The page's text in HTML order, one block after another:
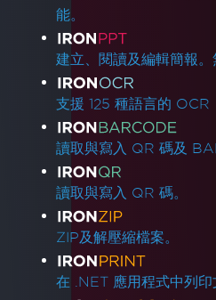
能。
建立、閱讀及編輯簡報
支援 125 種語言的 OCR
讀取與寫入 QR 碼及
讀取與寫入 QR 碼。
ZIP及解壓縮檔案。
在 .NET 應用程式中列印